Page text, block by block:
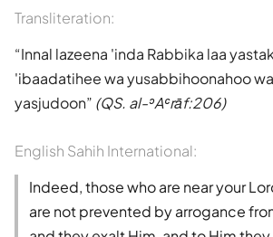
Transliteration:
Innal lazeena 'inda Rabbika laa
'ibaadatihee wa yusabbihoonahoo
yasjudoon (QS. al-ʾAʿrāf:206)
English Sahih International:
Indeed, those who are near your
are not prevented by arrogance